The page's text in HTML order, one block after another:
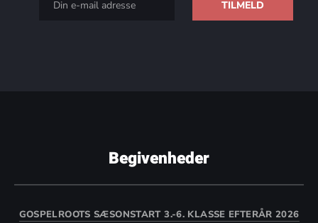
Begivenheder
GOSPELROOTS SÆSONSTART 3.-6. KLASSE EFTERÅR 2026